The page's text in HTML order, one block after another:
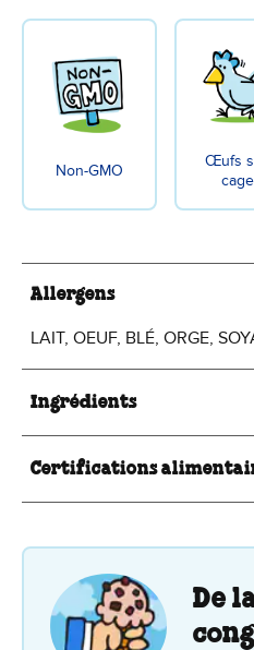
Non-GMO
Œufs
Allergens
LAIT, OEUF, BLÉ, ORGE,
Ingrédients
Certifications
De